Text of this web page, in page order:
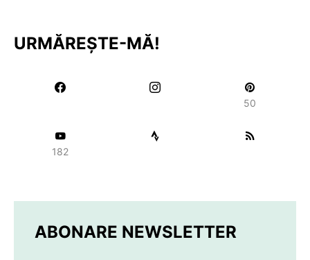
URMĂREȘTE-MĂ!
50
182
ABONARE NEWSLETTER